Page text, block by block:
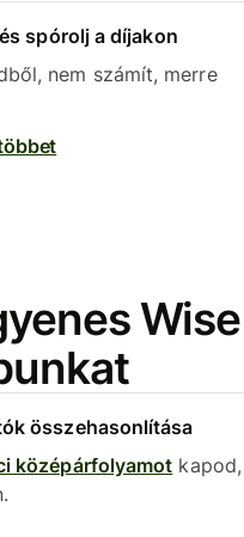
spórolj a díjakon
nem számít, merre
Wise
összehasonlítása
középárfolyamot kapod,